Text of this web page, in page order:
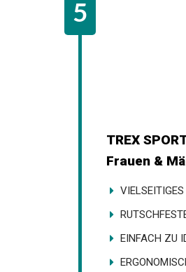
Frauen &
EINFACH ZU